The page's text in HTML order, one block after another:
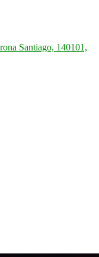
Santiago, 140101,